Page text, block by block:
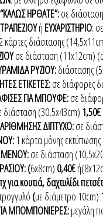
ΗΡΘΑΤΕ”:σε
ή ΕΥΧΑΡΙΣΤΗΡΙΟ:
κάρτες διάστασης
σε διάσταση (11x12cm)
ΡΥΖΙΟΥ:διάστασης
ΕΤΙΚΕΤΕΣ:σε διάφορες
ΓΙΑ ΜΠΟΥΦΕ:σε
διάσταση (30,5x43cm) 1,50€
ΔΙΠΤΥΧΟ:σε
1 κάρτα μόνης
ΜΕΝΟΥ:σε διάσταση
(6x8cm) 0,40€
για κουτιά, δαχτυλίδι
(με διάμετρο 10cm)
ΜΠΟΜΠΟΝΙΕΡΕΣ:μεγάλη